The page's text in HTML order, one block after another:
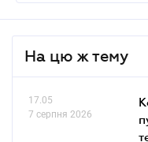
На цю ж тему
17.05
7 серпня 2026